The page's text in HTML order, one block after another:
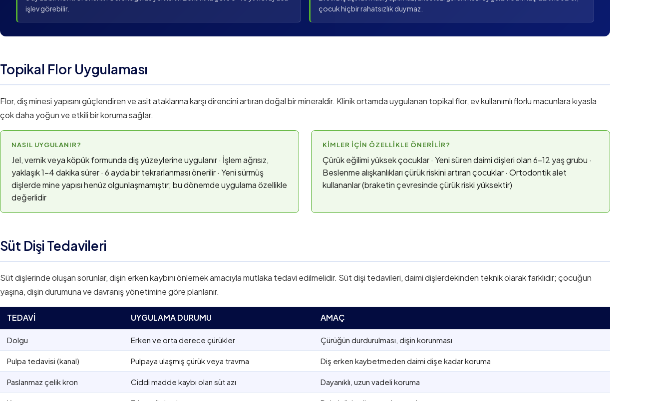
işlev görebilir.
çocuk hiçbir rahatsızlık duymaz.
Topikal Flor Uygulaması
Flor, diş minesi yapısını güçlendiren ve asit ataklarına karşı direncini artıran doğal bir mineraldir. Klinik ortamda uygulanan topikal flor, ev kullanımlı florlu macunlara kıyasla
çok daha yoğun ve etkili bir koruma sağlar.
NASIL UYGULANIR?
Jel, vernik veya köpük formunda diş yüzeylerine uygulanır · İşlem ağrısız,
yaklaşık 1–4 dakika sürer · 6 ayda bir tekrarlanması önerilir · Yeni sürmüş
dişlerde mine yapısı henüz olgunlaşmamıştır; bu dönemde uygulama özellikle
değerlidir
KIMLER İÇIN ÖZELLIKLE ÖNERILIR?
Çürük eğilimi yüksek çocuklar · Yeni süren daimi dişleri olan 6–12 yaş grubu ·
Beslenme alışkanlıkları çürük riskini artıran çocuklar · Ortodontik alet
kullananlar (braketin çevresinde çürük riski yüksektir)
Süt Dişi Tedavileri
Süt dişlerinde oluşan sorunlar, dişin erken kaybını önlemek amacıyla mutlaka tedavi edilmelidir. Süt dişi tedavileri, daimi dişlerdekinden teknik olarak farklıdır; çocuğun
yaşına, dişin durumuna ve davranış yönetimine göre planlanır.
TEDAVI UYGULAMA DURUMU AMAÇ
Dolgu Erken ve orta derece çürükler Çürüğün durdurulması, dişin korunması
Pulpa tedavisi (kanal) Pulpaya ulaşmış çürük veya travma Diş erken kaybetmeden daimi dişe kadar koruma
Paslanmaz çelik kron Ciddi madde kaybı olan süt azı Dayanıklı, uzun vadeli koruma